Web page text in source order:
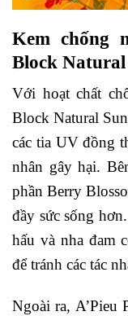
Kem chống
Block Natural
Với hoạt chất
Block Natural
các tia UV đồng
nhân gây hại.
phần Berry
đầy sức sống
hấu và nha đam
để tránh các tác
Ngoài ra, A’Pieu